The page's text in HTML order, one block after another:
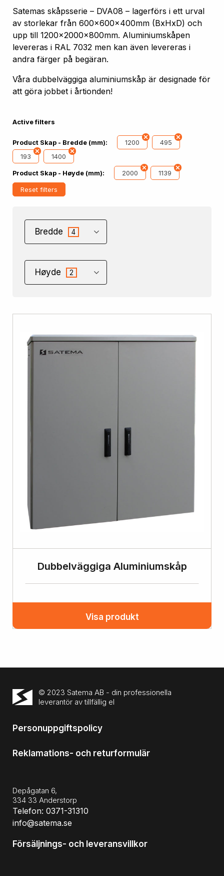
Satemas skåpsserie – DVA08 – lagerförs i ett urval
av storlekar från 600x600x400mm (BxHxD) och
upp till 1200x2000x800mm. Aluminiumskåpen
levereras i RAL 7032 men kan även levereras i
andra färger på begäran.
Våra dubbelväggiga aluminiumskåp är designade för
att göra jobbet i årtionden!
Active filters
Product Skap - Bredde (mm): 1200
495
193
1400
Product Skap - Høyde (mm): 2000 1139
Reset filters
Bredde 4
Høyde 2
Dubbelväggiga Aluminiumskåp
Visa produkt
© 2023 Satema AB - din professionella
leverantör av tillfällig el
Personuppgiftspolicy
Reklamations- och returformulär
Depågatan 6,
334 33 Anderstorp
Telefon: 0371-31310
info@satema.se
Försäljnings- och leveransvillkor